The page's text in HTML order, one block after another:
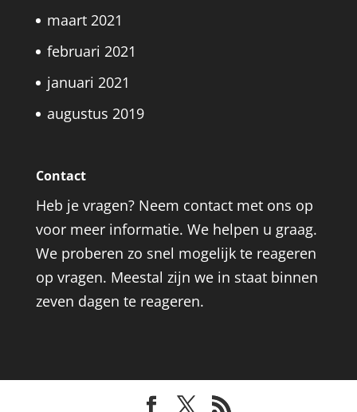
maart 2021
februari 2021
januari 2021
augustus 2019
Contact
Heb je vragen? Neem contact met ons op
voor meer informatie. We helpen u graag.
We proberen zo snel mogelijk te reageren
op vragen. Meestal zijn we in staat binnen
zeven dagen te reageren.